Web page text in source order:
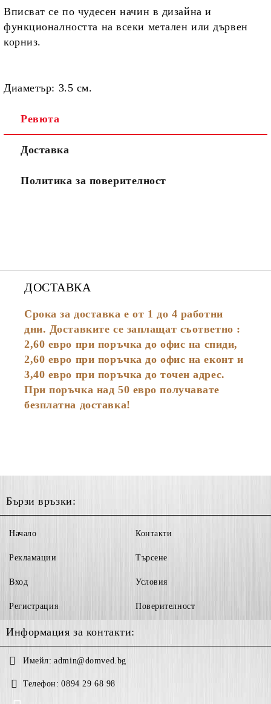
Вписват се по чудесен начин в дизайна и
функционалността на всеки метален или дървен
корниз.
Диаметър: 3.5 см.
Ревюта
Доставка
Политика за поверителност
ДОСТАВКА
Срока за доставка е от 1 до 4 работни
дни. Доставките се заплащат съответно :
2,60 евро при поръчка до офис на спиди,
2,60 евро при поръчка до офис на еконт и
3,40 евро при поръчка до точен адрес.
При поръчка над 50 евро получавате
безплатна доставка!
Бързи връзки:
Начало
Рекламации
Вход
Регистрация
Контакти
Търсене
Условия
Поверителност
Информация за контакти:
Имейл: admin@domved.bg
Телефон: 0894 29 68 98